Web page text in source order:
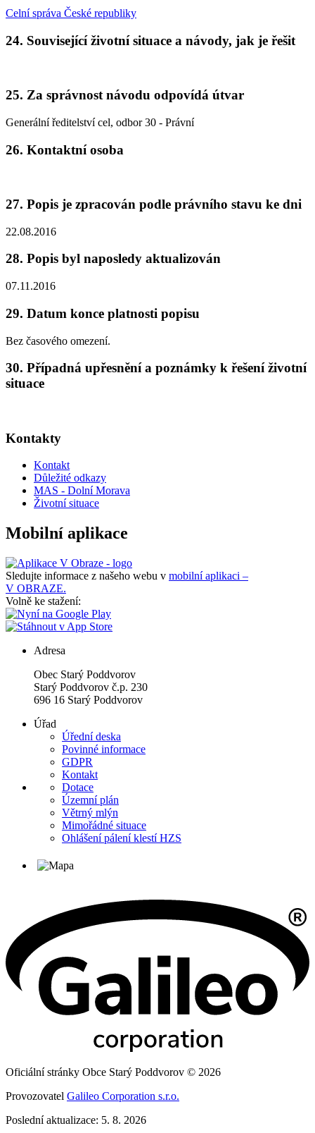
Celní správa České republiky
24. Související životní situace a návody, jak je řešit
25. Za správnost návodu odpovídá útvar
Generální ředitelství cel, odbor 30 - Právní
26. Kontaktní osoba
27. Popis je zpracován podle právního stavu ke dni
22.08.2016
28. Popis byl naposledy aktualizován
07.11.2016
29. Datum konce platnosti popisu
Bez časového omezení.
30. Případná upřesnění a poznámky k řešení životní
situace
Kontakty
Kontakt
Důležité odkazy
MAS - Dolní Morava
Životní situace
Mobilní aplikace
Sledujte informace z našeho webu v mobilní aplikaci –
V OBRAZE.
Volně ke stažení:
Adresa
Obec Starý Poddvorov
Starý Poddvorov č.p. 230
696 16 Starý Poddvorov
Úřad
Úřední deska
Povinné informace
GDPR
Kontakt
Dotace
Územní plán
Větrný mlýn
Mimořádné situace
Ohlášení pálení klestí HZS
Oficiální stránky Obce Starý Poddvorov © 2026
Provozovatel Galileo Corporation s.r.o.
Poslední aktualizace: 5. 8. 2026